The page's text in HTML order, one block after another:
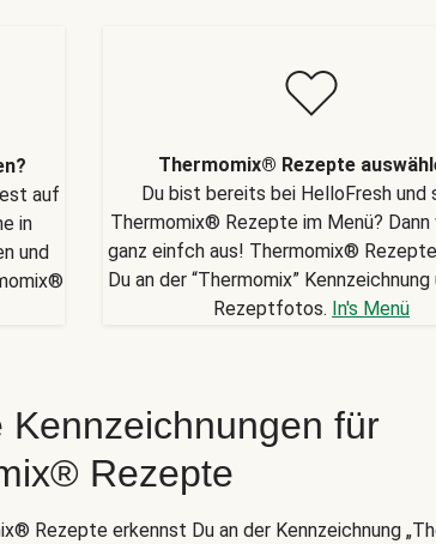
auf
in
und
Thermomix® Rezepte
Du bist bereits bei HelloFresh und
Thermomix® Rezepte im Menü? Dann
ganz einfch aus! Thermomix®
Du an der “Thermomix”
Rezeptfotos. In's Menü
Kennzeichnungen für
Rezepte
Rezepte erkennst Du an der Kennzeichnung